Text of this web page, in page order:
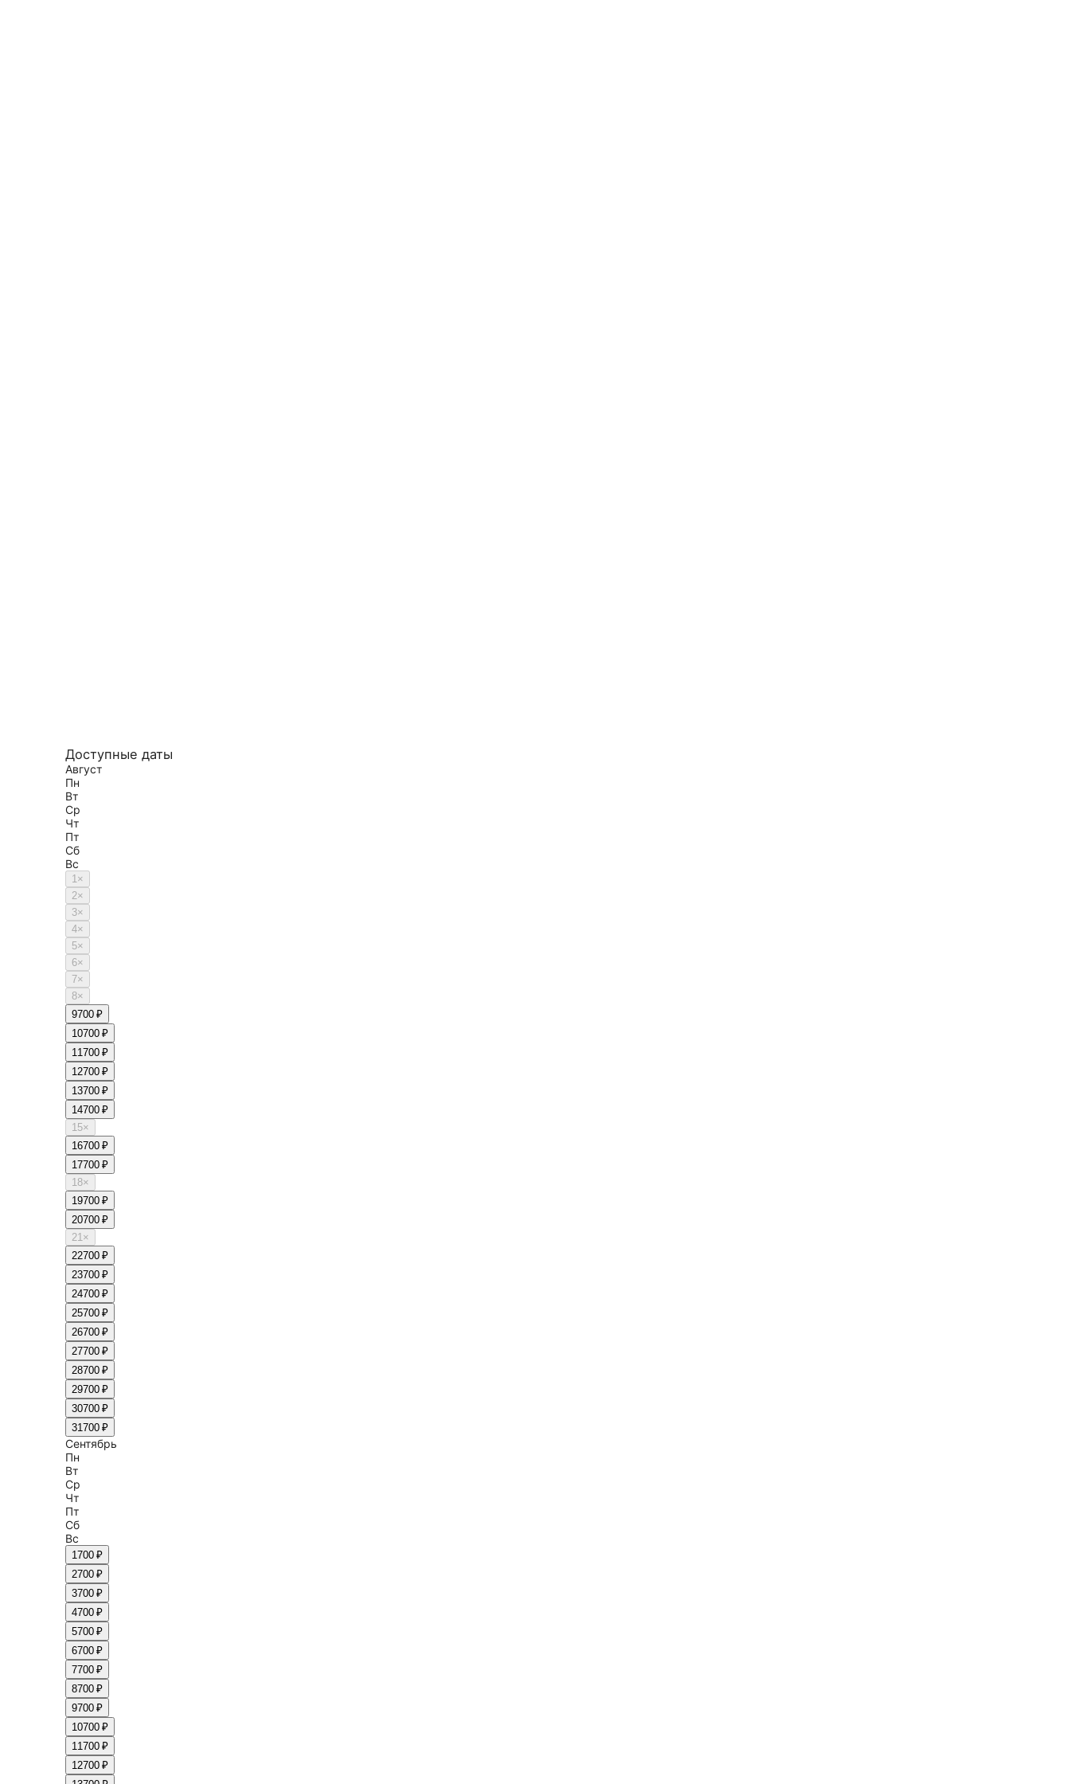
Доступные даты
Август
Пн
Вт
Ср
Чт
Пт
Сб
Вс
1×
2×
3×
4×
5×
6×
7×
8×
9700 ₽
10700 ₽
11700 ₽
12700 ₽
13700 ₽
14700 ₽
15×
16700 ₽
17700 ₽
18×
19700 ₽
20700 ₽
21×
22700 ₽
23700 ₽
24700 ₽
25700 ₽
26700 ₽
27700 ₽
28700 ₽
29700 ₽
30700 ₽
31700 ₽
Сентябрь
Пн
Вт
Ср
Чт
Пт
Сб
Вс
1700 ₽
2700 ₽
3700 ₽
4700 ₽
5700 ₽
6700 ₽
7700 ₽
8700 ₽
9700 ₽
10700 ₽
11700 ₽
12700 ₽